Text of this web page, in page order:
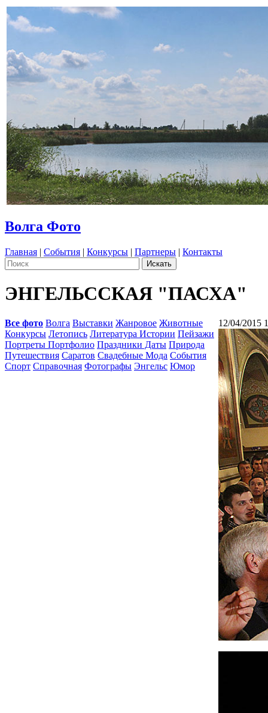
Волга Фото
Главная | События | Конкурсы | Партнеры | Контакты
ЭНГЕЛЬССКАЯ "ПАСХА"
Все фото Волга Выставки Жанровое Животные
Конкурсы Летопись Литература Истории Пейзажи
Портреты Портфолио Праздники Даты Природа
Путешествия Саратов Свадебные Мода События
Спорт Справочная Фотографы Энгельс Юмор
12/04/2015